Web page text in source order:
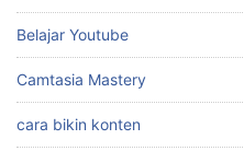
Belajar Youtube
Camtasia Mastery
cara bikin konten